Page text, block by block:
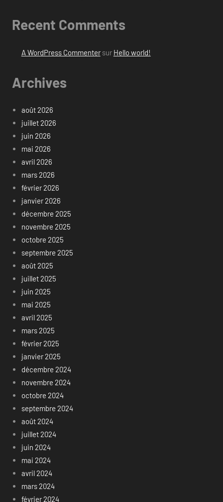
Recent Comments
A WordPress Commentersur Hello world!
Archives
août 2026
juillet 2026
juin 2026
mai 2026
avril 2026
mars 2026
février 2026
janvier 2026
décembre 2025
novembre 2025
octobre 2025
septembre 2025
août 2025
juillet 2025
juin 2025
mai 2025
avril 2025
mars 2025
février 2025
janvier 2025
décembre 2024
novembre 2024
octobre 2024
septembre 2024
août 2024
juillet 2024
juin 2024
mai 2024
avril 2024
mars 2024
février 2024